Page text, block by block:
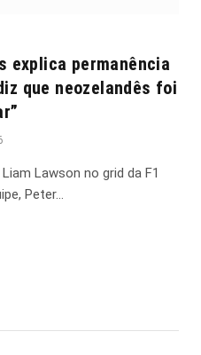
explica permanência
que neozelandês foi
Lawson no grid da F1
Peter…